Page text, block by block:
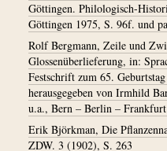
Göttingen. Philologisch-
Göttingen 1975, S. 96f. und
Rolf Bergmann, Zeile und
Glossenüberlieferung, in:
Festschrift zum 65.
herausgegeben von Irmhild
u.a., Bern – Berlin –
Erik Björkman, Die
ZDW. 3 (1902), S. 263